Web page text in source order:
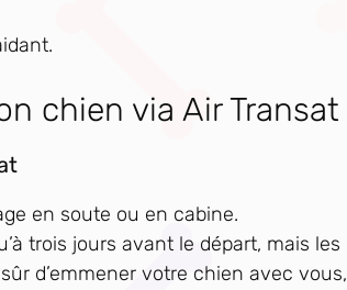
chien via Air Transat
en soute ou en cabine.
trois jours avant le départ, mais les
d’emmener votre chien avec vous,